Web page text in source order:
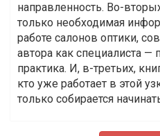
направленность. Во-
только необходимая
работе салонов оптики,
автора как специалиста —
практика. И, в-третьих,
кто уже работает в этой
только собирается